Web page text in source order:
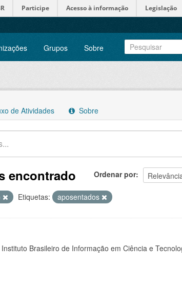
Participe Acesso à informação Legislação
Grupos Sobre
de Atividades Sobre
Ordenar por
encontrado
Etiquetas: aposentados
Brasileiro de Informação em Ciência e